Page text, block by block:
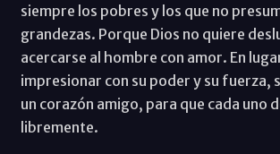
siempre los pobres y los que no
grandezas. Porque Dios no quiere
acercarse al hombre con amor. En
impresionar con su poder y su fuerza,
un corazón amigo, para que cada uno
libremente.